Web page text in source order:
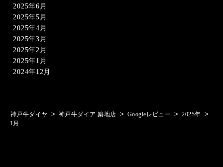
2025年6月
2025年5月
2025年4月
2025年3月
2025年2月
2025年1月
2024年12月
神戸牛ダイヤ > 神戸牛ダイア 築地店 > Googleレビュー > 2025年 >
1月